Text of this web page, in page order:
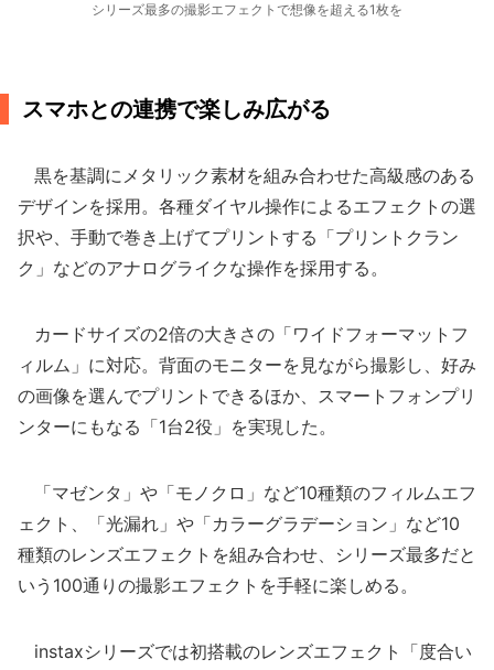
シリーズ最多の撮影エフェクトで想像を超える1枚を
スマホとの連携で楽しみ広がる
黒を基調にメタリック素材を組み合わせた高級感のある
デザインを採用。各種ダイヤル操作によるエフェクトの選
択や、手動で巻き上げてプリントする「プリントクラン
ク」などのアナログライクな操作を採用する。
カードサイズの2倍の大きさの「ワイドフォーマットフ
ィルム」に対応。背面のモニターを見ながら撮影し、好み
の画像を選んでプリントできるほか、スマートフォンプリ
ンターにもなる「1台2役」を実現した。
「マゼンタ」や「モノクロ」など10種類のフィルムエフ
ェクト、「光漏れ」や「カラーグラデーション」など10
種類のレンズエフェクトを組み合わせ、シリーズ最多だと
いう100通りの撮影エフェクトを手軽に楽しめる。
instaxシリーズでは初搭載のレンズエフェクト「度合い